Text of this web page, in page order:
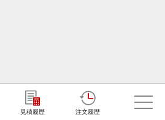
見積履歴 注文履歴